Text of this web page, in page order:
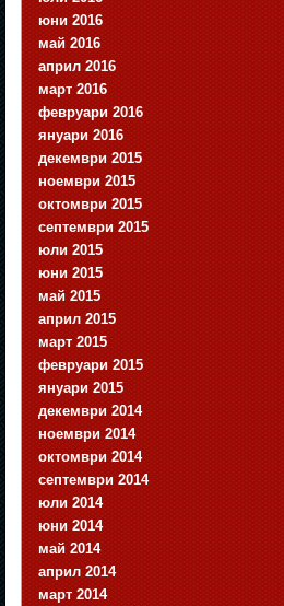
юни 2016
май 2016
април 2016
март 2016
февруари 2016
януари 2016
декември 2015
ноември 2015
октомври 2015
септември 2015
юли 2015
юни 2015
май 2015
април 2015
март 2015
февруари 2015
януари 2015
декември 2014
ноември 2014
октомври 2014
септември 2014
юли 2014
юни 2014
май 2014
април 2014
март 2014